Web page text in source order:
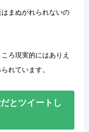
まぬがれられないの
ろ現実的にはありえ
れています。
とツイートし